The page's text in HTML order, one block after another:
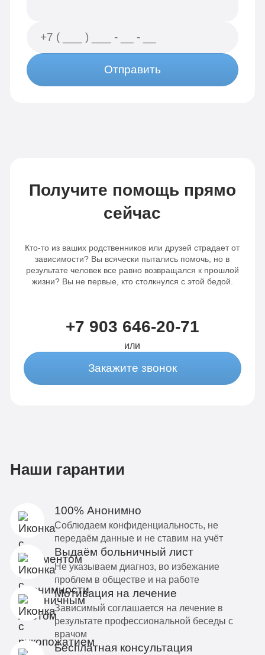
Отправить
Получите помощь прямо
сейчас
Кто-то из ваших родственников или друзей страдает от
зависимости? Вы всячески пытались помочь, но в
результате человек все равно возвращался к прошлой
жизни? Вы не первые, кто столкнулся с этой бедой.
+7 903 646-20-71
или
Закажите звонок
Наши гарантии
100% Анонимно
Соблюдаем конфиденциальность, не
передаём данные и не ставим на учёт
Выдаём больничный лист
Не указываем диагноз, во избежание
проблем в обществе и на работе
Мотивация на лечение
Зависимый соглашается на лечение в
результате профессиональной беседы с
врачом
Бесплатная консультация